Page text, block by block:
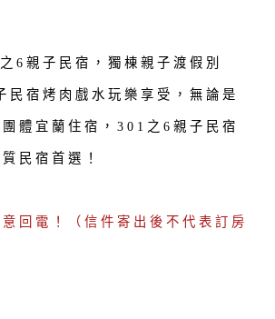
6親子民宿，獨棟親子渡假別
民宿烤肉戲水玩樂享受，無論是
體宜蘭住宿，301之6親子民宿
民宿首選！
回電！（信件寄出後不代表訂房